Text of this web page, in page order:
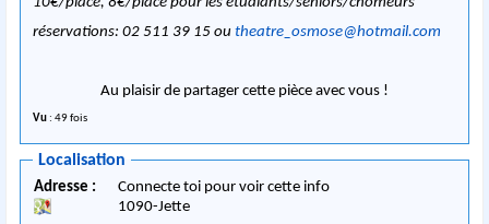
réservations: 02 511 39 15 outheatre_osmose@hotmail.com
Au plaisir de partager cette pièce avec vous !
Vu : 49 fois
Localisation
Adresse :
Connecte toi pour voir cette info
1090-Jette